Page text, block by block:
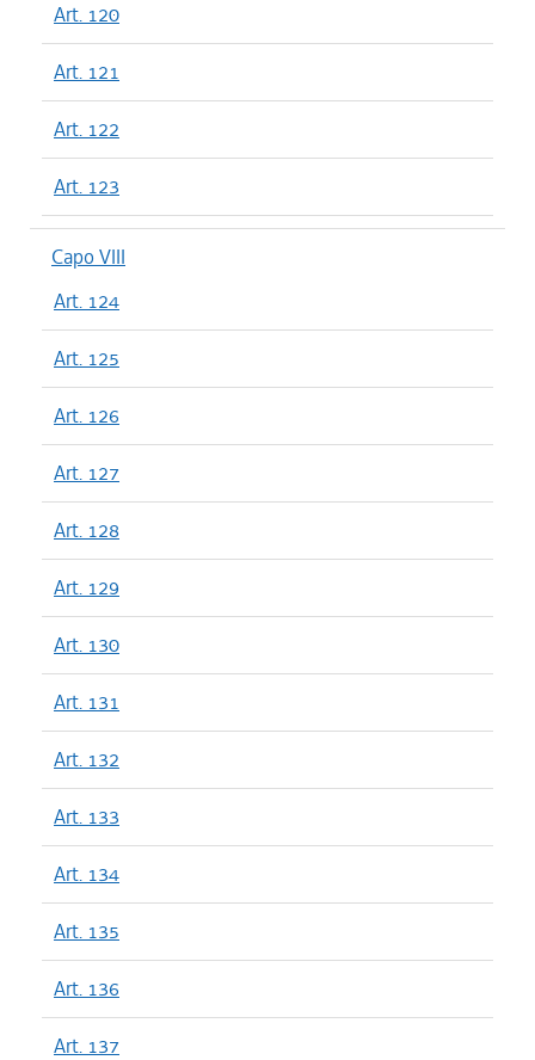
Art. 120
Art. 121
Art. 122
Art. 123
Capo VIII
Art. 124
Art. 125
Art. 126
Art. 127
Art. 128
Art. 129
Art. 130
Art. 131
Art. 132
Art. 133
Art. 134
Art. 135
Art. 136
Art. 137